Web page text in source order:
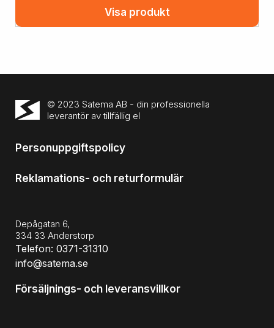
Visa produkt
© 2023 Satema AB - din professionella
leverantör av tillfällig el
Personuppgiftspolicy
Reklamations- och returformulär
Depågatan 6,
334 33 Anderstorp
Telefon: 0371-31310
info@satema.se
Försäljnings- och leveransvillkor